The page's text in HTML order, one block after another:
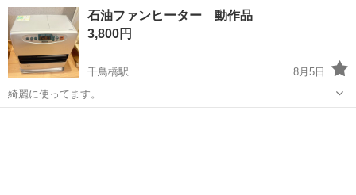
大阪 大阪市 千鳥橋駅 季節、空調家電
ガスファンヒーター
石油ファンヒーター 動作品
3,800円
千鳥橋駅
8月5日
綺麗に使ってます。